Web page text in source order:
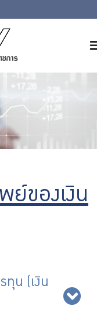
ย์ของเงิน
ทุน (เงิน